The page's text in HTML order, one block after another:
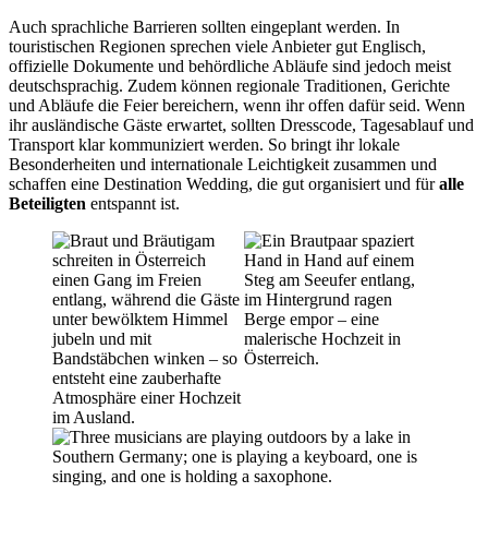
Auch sprachliche Barrieren sollten eingeplant werden. In
touristischen Regionen sprechen viele Anbieter gut Englisch,
offizielle Dokumente und behördliche Abläufe sind jedoch meist
deutschsprachig. Zudem können regionale Traditionen, Gerichte
und Abläufe die Feier bereichern, wenn ihr offen dafür seid. Wenn
ihr ausländische Gäste erwartet, sollten Dresscode, Tagesablauf und
Transport klar kommuniziert werden. So bringt ihr lokale
Besonderheiten und internationale Leichtigkeit zusammen und
schaffen eine Destination Wedding, die gut organisiert und füralle
Beteiligten entspannt ist.